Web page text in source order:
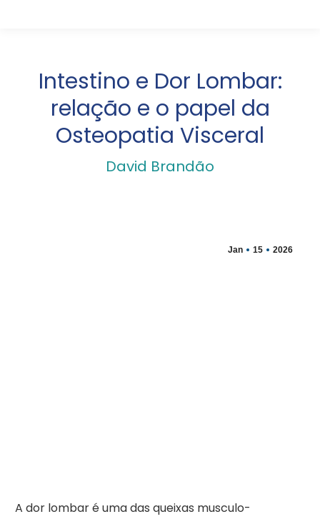
Intestino e Dor Lombar:
relação e o papel da
Osteopatia Visceral
David Brandão
Jan 15 2026
A dor lombar é uma das queixas musculo-